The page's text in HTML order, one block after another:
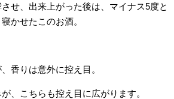
せ、出来上がった後は、マイナス5度と
かせたこのお酒。
香りは意外に控え目。
、こちらも控え目に広がります。